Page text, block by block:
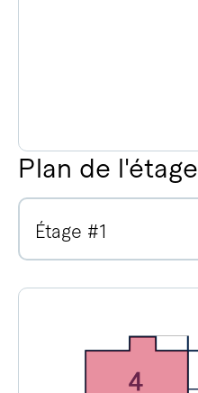
Plan de l'étage
Étage #1